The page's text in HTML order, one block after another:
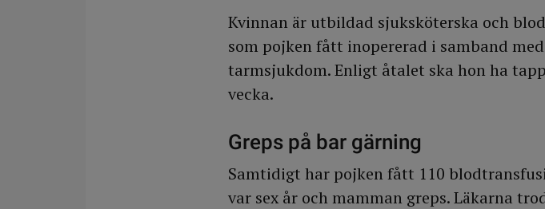
Kvinnan är utbildad sjuksköterska och
som pojken fått inopererad i samband
tarmsjukdom. Enligt åtalet ska hon ha
vecka.
Greps på bar gärning
Samtidigt har pojken fått 110
var sex år och mamman greps. Läkarna